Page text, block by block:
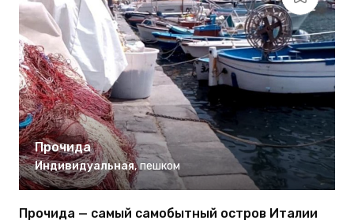
Прочида
Индивидуальная, пешком
Прочида — самый самобытный остров Италии